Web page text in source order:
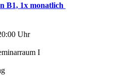
B1, 1x monatlich
Uhr
I